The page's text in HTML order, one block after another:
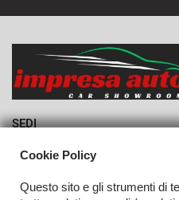
36 Mesi
SEDI
Cookie Policy
Questo sito e gli strumenti di